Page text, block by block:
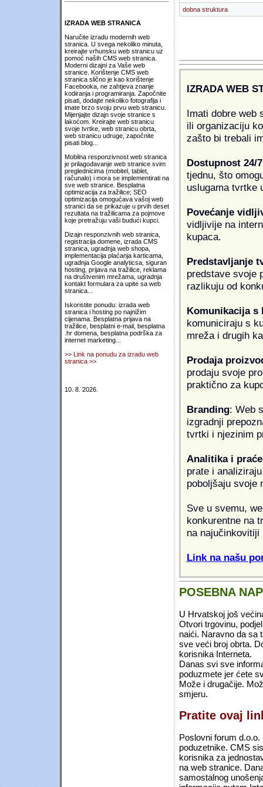
IZRADA WEB STRANICA
Naručite izradu modernih web
stranica. U svega nekoliko minuta,
kreirajte vrhunsku web stranicu uz
pomoć naših CMS web stranica.
Moderni dizajni za Vaše web
stranice. Korištenje CMS web
stranica slično je kao korištenje
Facebooka, ne zahtjeva znanje
kodiranja i programiranja. Započnite
pisati, dodajte nekoliko fotografija i
imate brzo svoju prvu web stranicu.
Mijenjajte dizajn svoje stranice s
lakoćom. Kreirajte web stranicu
svoje tvrtke, web stranicu obrta,
web stranicu udruge, započnite
pisati blog...
Mobilna responzivnost web stranica
je prilagođavanje web stranice svim
preglednicima (mobitel, tablet,
računalo) i mora se implementirati na
sve web stranice. Besplatna
optimizacija za tražilice; SEO
optimizacija omogućava vašoj web
stranici da se prikazuje u prvih deset
rezultata na tražilicama za pojmove
koje pretražuju vaši budući kupci.
Dizajn responzivnih web stranica,
registracija domene, izrada CMS
stranica, ugradnja web shopa,
implementacija plaćanja karticama,
ugradnja Google analyticsa, siguran
hosting, prijava na tražilice, reklama
na društvenim mrežama, ugradnja
kontakt formulara za upite sa web
stranica...
Iskoristite ponudu: izrada web
stranica i hosting po najnižim
cijenama. Besplatna prijava na
tražilice, besplatni e-mail, besplatna
.hr domena, besplatna podrška za
internet marketing...
>> Link na ponudu za izradu web
stranica >>
10. 8. 2026.
dobna struktura
IZRADA WEB
Imati dobre web
ili organizaciju
zašto bi trebali
Dostupnost 24/7
tjednu, što
uslugama tvrtke
Povećanje
vidljivije na
kupaca.
Predstavljanje
predstave svoje
razlikuju od
Komunikacija s
komuniciraju s
mreža i drugih
Prodaja
prodaju svoje
praktično za
Branding: Web
izgradnji
tvrtki i njezinim
Analitika i
prate i
poboljšaju svoje
Sve u svemu,
konkurentne na
na najučinkovitiji
Link na našu
POSEBNA
U Hrvatskoj još
Otvori trgovinu,
naići. Naravno da sa
sve veći broj obrta.
korisnika Interneta.
Danas svi sve
poduzmete jer ćete
Može i drugačije.
smjeru.
Pratite ovaj
Poslovni forum
poduzetnike. CMS
korisnika za
na web stranice.
samostalnog